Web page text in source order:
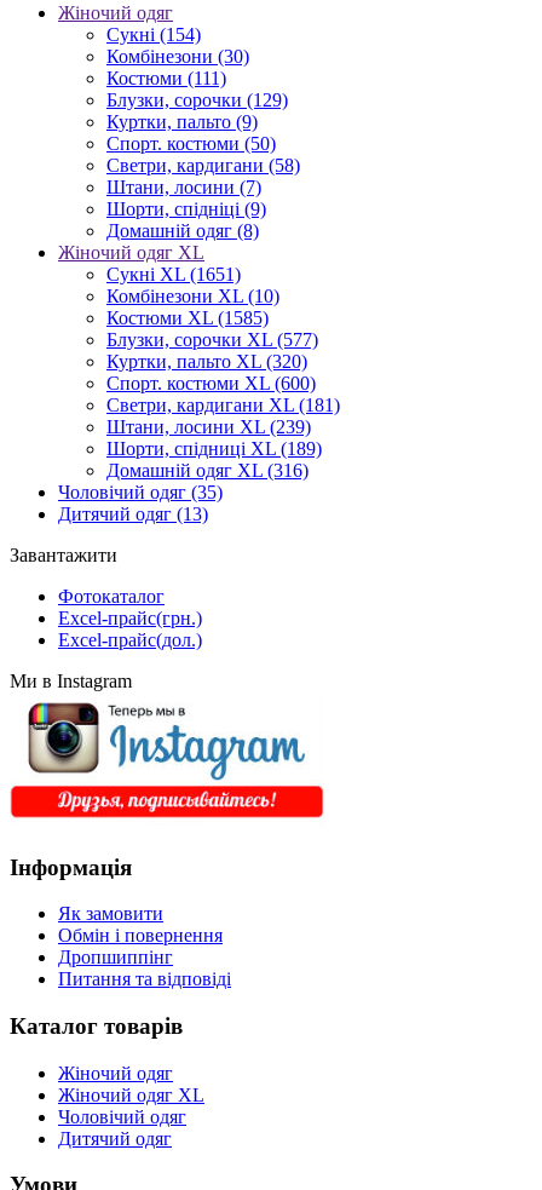
Жіночий одяг
Сукні (154)
Комбінезони (30)
Костюми (111)
Блузки, сорочки (129)
Куртки, пальто (9)
Спорт. костюми (50)
Светри, кардигани (58)
Штани, лосини (7)
Шорти, спідніці (9)
Домашній одяг (8)
Жіночий одяг XL
Cукні XL (1651)
Комбінезони XL (10)
Костюми XL (1585)
Блузки, сорочки XL (577)
Куртки, пальто XL (320)
Спорт. костюми XL (600)
Светри, кардигани XL (181)
Штани, лосини XL (239)
Шорти, спідниці XL (189)
Домашній одяг XL (316)
Чоловічий одяг (35)
Дитячий одяг (13)
Завантажити
Фотокаталог
Excel-прайс(грн.)
Excel-прайс(дол.)
Ми в Instagram
Інформація
Як замовити
Обмін і повернення
Дропшиппінг
Питання та відповіді
Каталог товарів
Жіночий одяг
Жіночий одяг XL
Чоловічий одяг
Дитячий одяг